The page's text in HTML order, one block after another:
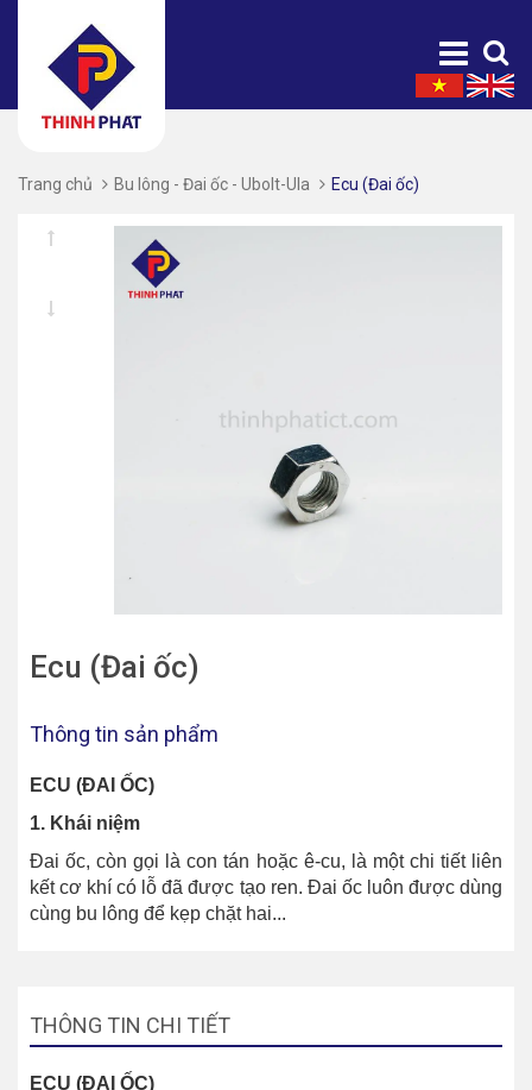
Trang chủ Bu lông - Đai ốc - Ubolt-Ula Ecu (Đai ốc)
Ecu (Đai ốc)
Thông tin sản phẩm
ECU (ĐAI ỐC)
1. Khái niệm
Đai ốc, còn gọi là con tán hoặc ê-cu, là một chi tiết liên
kết cơ khí có lỗ đã được tạo ren. Đai ốc luôn được dùng
cùng bu lông để kẹp chặt hai...
THÔNG TIN CHI TIẾT
ECU (ĐAI ỐC)